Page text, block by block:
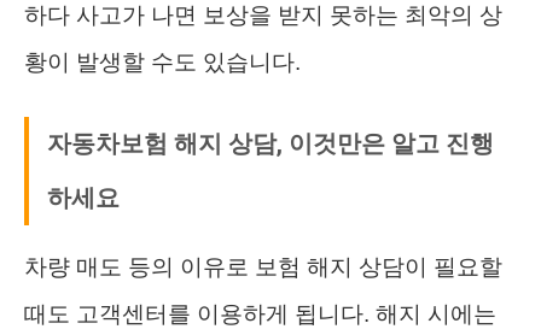
하다 사고가 나면 보상을 받지 못하는 최악의 상
황이 발생할 수도 있습니다.
자동차보험 해지 상담, 이것만은 알고 진행
하세요
차량 매도 등의 이유로 보험 해지 상담이 필요할
때도 고객센터를 이용하게 됩니다. 해지 시에는